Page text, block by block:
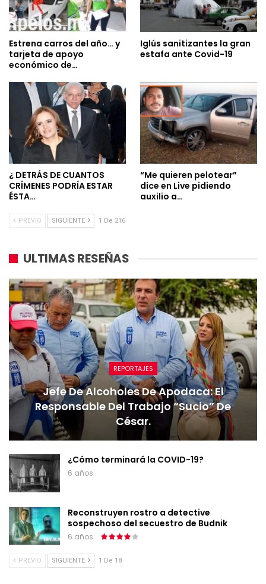
Estrena carros del año… y
tarjeta de apoyo
económico de…
Iglús sanitizantes la gran
estafa ante Covid-19
¿ DETRÁS DE CUANTOS
CRÍMENES PODRÍA ESTAR
ÉSTA…
“Me quieren pelotear”
dice en Live pidiendo
auxilio a…
PREVIO SIGUIENTE 1 De 216
ULTIMAS RESEÑAS
REPORTAJES
Jefe De Alcoholes De Apodaca: El
Responsable Del Trabajo “sucio” De
César.
¿Cómo terminará la COVID-19?
6 años
Reconstruyen rostro a detective
sospechoso del secuestro de Budnik
6 años
PREVIO SIGUIENTE 1 De 18